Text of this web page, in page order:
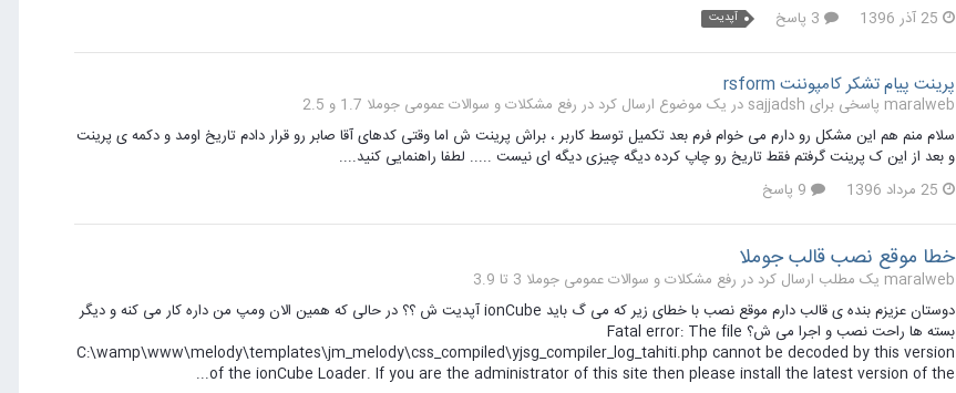
25 آذر 1396
آپدیت
پرینت پیام تشکر کامپوننت rsform
maralweb پاسخی برای sajjadsh در یک موضوع ارسال کرد در
رفع مشکلات و سوالات عمومی جوملا 1.7 و 2.5
سلام منم هم این مشکل رو دارم می خوام فرم بعد تکمیل توسط کاربر ، براش پرینت ش اما وقتی کدهای آقا صابر رو قرار دادم تاریخ اومد و دکمه ی پرینت
و بعد از این ک پرینت گرفتم فقط تاریخ رو چاپ کرده دیگه چیزی دیگه ای نیست ..... لطفا راهنمایی کنید....
25 مرداد 1396
خطا موقع نصب قالب جوملا
maralweb یک مطلب ارسال کرد در
رفع مشکلات و سوالات عمومی جوملا 3 تا 3.9
دوستان عزیزم بنده ی قالب دارم موقع نصب با خطای زیر که می گ باید ionCube آپدیت ش ؟؟ در حالی که همین الان ومپ من داره کار می کنه و دیگر
بسته ها راحت نصب و اجرا می ش؟ Fatal error: The file
C:\wamp\www\melody\templates\jm_melody\css_compiled\yjsg_compiler_log_tahiti.php cannot be decoded by this version
of the ionCube Loader. If you are the administrator of this site then please install the latest version of the...